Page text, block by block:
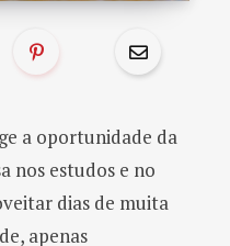
a oportunidade da
nos estudos e no
dias de muita
apenas